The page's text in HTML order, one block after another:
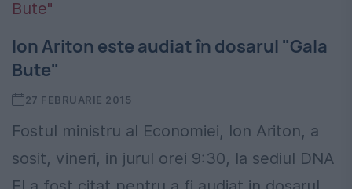
Ion Ariton este audiat în dosarul "Gala
Bute"
27 FEBRUARIE 2015
Fostul ministru al Economiei, Ion Ariton, a
sosit, vineri, in jurul orei 9:30, la sediul DNA